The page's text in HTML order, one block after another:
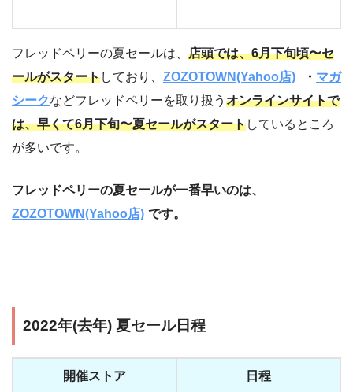
フレッドペリーの夏セールは、 店頭では、6月下旬頃〜セ
ールがスタートしており、 ZOZOTOWN(Yahoo店) ・ マガ
シークなどフレッドペリーを取り扱う オンラインサイトで
は、早くて6月下旬〜夏セールがスタートしているところ
が多いです。
フレッドペリーの夏セールが一番早いのは、
ZOZOTOWN(Yahoo店) です。
2022年(去年) 夏セール日程
開催ストア 日程